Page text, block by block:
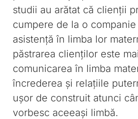
studii au arătat că clienții
cumpere de la o
asistență în limba lor
păstrarea clienților este
comunicarea în limba
încrederea și relațiile
ușor de construit atunci
vorbesc aceeași limbă.